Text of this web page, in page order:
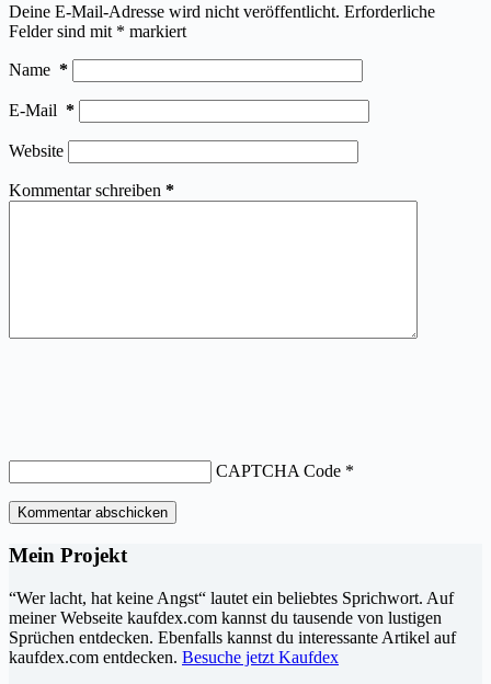
Deine E-Mail-Adresse wird nicht veröffentlicht. Erforderliche
Felder sind mit * markiert
Name *
E-Mail *
Website
Kommentar schreiben *
CAPTCHA Code *
Kommentar abschicken
Mein Projekt
“Wer lacht, hat keine Angst“ lautet ein beliebtes Sprichwort. Auf
meiner Webseite kaufdex.com kannst du tausende von lustigen
Sprüchen entdecken. Ebenfalls kannst du interessante Artikel auf
kaufdex.com entdecken. Besuche jetzt Kaufdex